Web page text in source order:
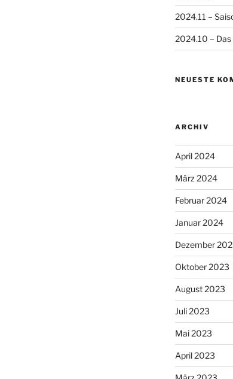
2024.11 –
2024.10 –
NEUESTE
ARCHIV
April 2024
März 2024
Februar 2024
Januar 2024
Dezember
Oktober 2023
August 2023
Juli 2023
Mai 2023
April 2023